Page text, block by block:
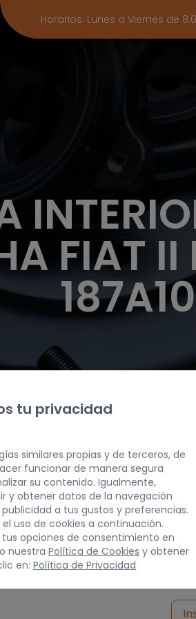
Horarios: Lunes a Viernes de
FIAT
tu privacidad
similares propias y de terceros, de
funcionar de manera segura
su contenido. Igualmente,
y obtener datos de la navegación
a tus gustos y preferencias.
uso de cookies a continuación.
opciones de consentimiento en
nuestra Política de Cookies y obtener
en: Política de Privacidad